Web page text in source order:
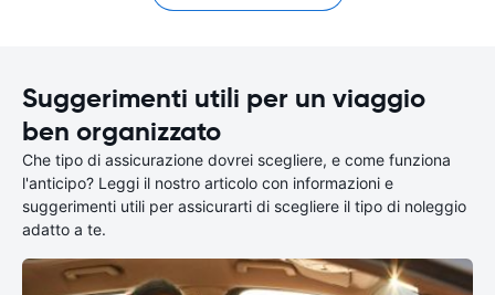
Suggerimenti utili per un viaggio
ben organizzato
Che tipo di assicurazione dovrei scegliere, e come funziona
l'anticipo? Leggi il nostro articolo con informazioni e
suggerimenti utili per assicurarti di scegliere il tipo di noleggio
adatto a te.